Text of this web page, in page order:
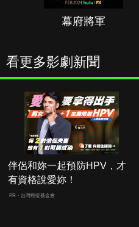
幕府將軍
看更多影劇新聞
伴侶和妳一起預防HPV，才
有資格說愛妳！
PR・台灣癌症基金會